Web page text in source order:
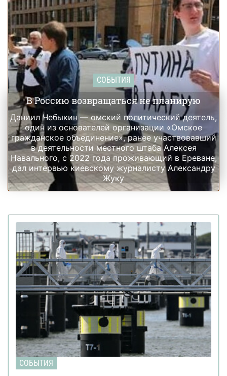
СОБЫТИЯ
В Россию возвращаться не планирую
Даниил Чебыкин — омский политический деятель,
один из основателей организации «Омское
гражданское объединение», ранее участвовавший
в деятельности местного штаба Алексея
Навального, с 2022 года проживающий в Ереване,
дал интервью киевскому журналисту Александру
Жуку
СОБЫТИЯ